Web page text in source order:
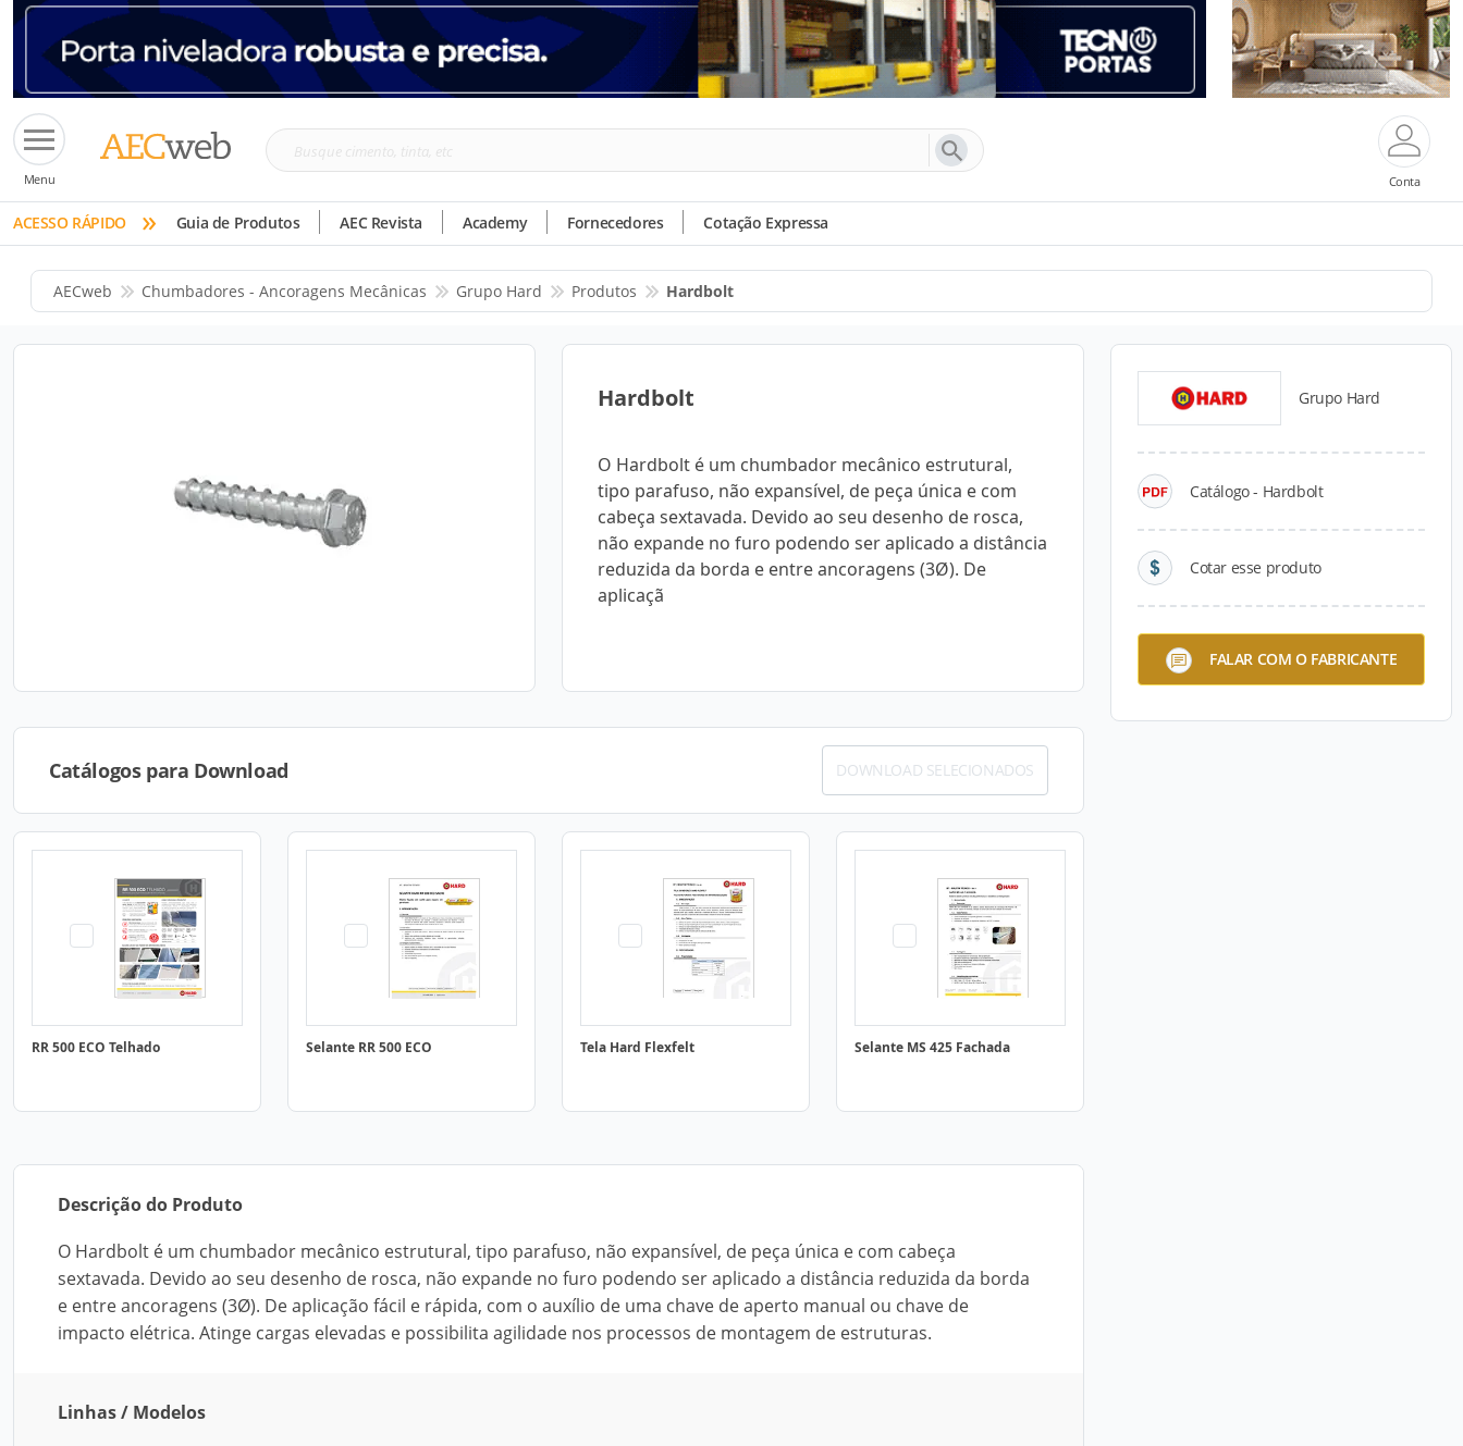
Menu
Busque
tinta,
etc
Conta
ACESSO RÁPIDO » Guia de Produtos AEC Revista Academy Fornecedores Cotação Expressa
AECweb Chumbadores - Ancoragens Mecânicas Grupo Hard Produtos Hardbolt
Hardbolt
O Hardbolt é um chumbador mecânico estrutural,
tipo parafuso, não expansível, de peça única e com
cabeça sextavada. Devido ao seu desenho de rosca,
não expande no furo podendo ser aplicado a distância
reduzida da borda e entre ancoragens (3Ø). De
aplicaçã
Grupo Hard
Catálogo - Hardbolt
Cotar esse produto
FALAR COM O FABRICANTE
Catálogos para Download DOWNLOAD SELECIONADOS
RR 500 ECO Telhado Selante RR 500 ECO Tela Hard Flexfelt Selante MS 425 Fachada
Descrição do Produto
O Hardbolt é um chumbador mecânico estrutural, tipo parafuso, não expansível, de peça única e com cabeça
sextavada. Devido ao seu desenho de rosca, não expande no furo podendo ser aplicado a distância reduzida da borda
e entre ancoragens (3Ø). De aplicação fácil e rápida, com o auxílio de uma chave de aperto manual ou chave de
impacto elétrica. Atinge cargas elevadas e possibilita agilidade nos processos de montagem de estruturas.
Linhas / Modelos